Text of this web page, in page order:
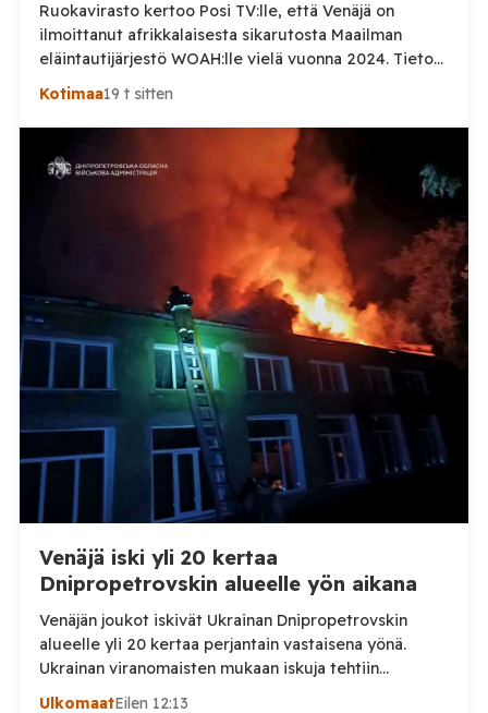
Ruokavirasto kertoo Posi TV:lle, että Venäjä on
ilmoittanut afrikkalaisesta sikarutosta Maailman
eläintautijärjestö WOAH:lle vielä vuonna 2024. Tieto
haastaa kokoomuksen kansanedustaja Timo Heinosen
sikaruttoilmoituksista. Suomi on puolestaan
ilmoittanut tuoreesta Virolahden tapauksesta sekä
WOAH:n kautta että suoraan Venäjän
eläinlääkintäviranomaisille. Ruokavirasto kertoi Posi
TV:lle tarkempia tietoja Suomen ensimmäisestä
afrikkalaisen sikaruton tapauksesta sekä
eläintautitietojen vaihdosta […]
Kotimaa19 t sitten
Venäjä iski yli 20 kertaa
Dnipropetrovskin alueelle yön aikana
Venäjän joukot iskivät Ukrainan Dnipropetrovskin
alueelle yli 20 kertaa perjantain vastaisena yönä.
Ukrainan viranomaisten mukaan iskuja tehtiin
drooneilla ja tykistöllä viidelle eri alueelle.
UlkomaatEilen 12:13